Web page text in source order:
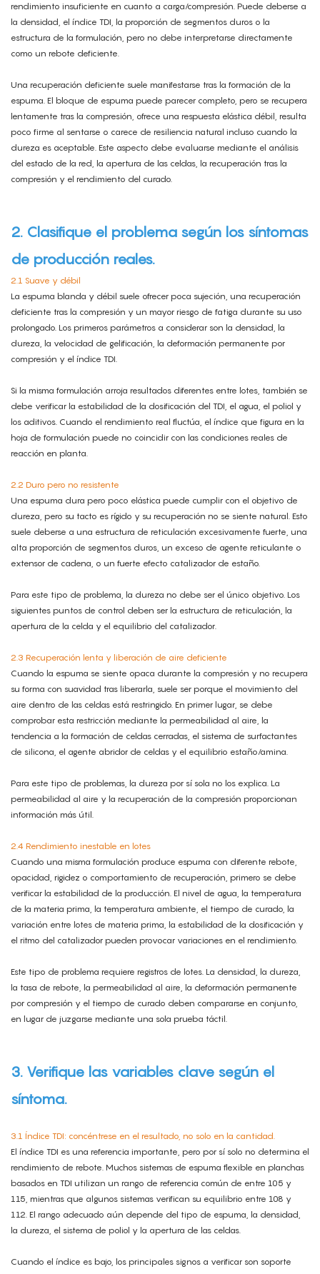
rendimiento insuficiente en cuanto a carga/compresión. Puede deberse a
la densidad, el índice TDI, la proporción de segmentos duros o la
estructura de la formulación, pero no debe interpretarse directamente
como un rebote deficiente.
Una recuperación deficiente suele manifestarse tras la formación de la
espuma. El bloque de espuma puede parecer completo, pero se recupera
lentamente tras la compresión, ofrece una respuesta elástica débil, resulta
poco firme al sentarse o carece de resiliencia natural incluso cuando la
dureza es aceptable. Este aspecto debe evaluarse mediante el análisis
del estado de la red, la apertura de las celdas, la recuperación tras la
compresión y el rendimiento del curado.
2. Clasifique el problema según los síntomas
de producción reales.
2.1 Suave y débil
La espuma blanda y débil suele ofrecer poca sujeción, una recuperación
deficiente tras la compresión y un mayor riesgo de fatiga durante su uso
prolongado. Los primeros parámetros a considerar son la densidad, la
dureza, la velocidad de gelificación, la deformación permanente por
compresión y el índice TDI.
Si la misma formulación arroja resultados diferentes entre lotes, también se
debe verificar la estabilidad de la dosificación del TDI, el agua, el poliol y
los aditivos. Cuando el rendimiento real fluctúa, el índice que figura en la
hoja de formulación puede no coincidir con las condiciones reales de
reacción en planta.
2.2 Duro pero no resistente
Una espuma dura pero poco elástica puede cumplir con el objetivo de
dureza, pero su tacto es rígido y su recuperación no se siente natural. Esto
suele deberse a una estructura de reticulación excesivamente fuerte, una
alta proporción de segmentos duros, un exceso de agente reticulante o
extensor de cadena, o un fuerte efecto catalizador de estaño.
Para este tipo de problema, la dureza no debe ser el único objetivo. Los
siguientes puntos de control deben ser la estructura de reticulación, la
apertura de la celda y el equilibrio del catalizador.
2.3 Recuperación lenta y liberación de aire deficiente
Cuando la espuma se siente opaca durante la compresión y no recupera
su forma con suavidad tras liberarla, suele ser porque el movimiento del
aire dentro de las celdas está restringido. En primer lugar, se debe
comprobar esta restricción mediante la permeabilidad al aire, la
tendencia a la formación de celdas cerradas, el sistema de surfactantes
de silicona, el agente abridor de celdas y el equilibrio estaño/amina.
Para este tipo de problemas, la dureza por sí sola no los explica. La
permeabilidad al aire y la recuperación de la compresión proporcionan
información más útil.
2.4 Rendimiento inestable en lotes
Cuando una misma formulación produce espuma con diferente rebote,
opacidad, rigidez o comportamiento de recuperación, primero se debe
verificar la estabilidad de la producción. El nivel de agua, la temperatura
de la materia prima, la temperatura ambiente, el tiempo de curado, la
variación entre lotes de materia prima, la estabilidad de la dosificación y
el ritmo del catalizador pueden provocar variaciones en el rendimiento.
Este tipo de problema requiere registros de lotes. La densidad, la dureza,
la tasa de rebote, la permeabilidad al aire, la deformación permanente
por compresión y el tiempo de curado deben compararse en conjunto,
en lugar de juzgarse mediante una sola prueba táctil.
3. Verifique las variables clave según el
síntoma.
3.1 Índice TDI: concéntrese en el resultado, no solo en la cantidad.
El índice TDI es una referencia importante, pero por sí solo no determina el
rendimiento de rebote. Muchos sistemas de espuma flexible en planchas
basados ​​en TDI utilizan un rango de referencia común de entre 105 y
115, mientras que algunos sistemas verifican su equilibrio entre 108 y
112. El rango adecuado aún depende del tipo de espuma, la densidad,
la dureza, el sistema de poliol y la apertura de las celdas.
Cuando el índice es bajo, los principales signos a verificar son soporte